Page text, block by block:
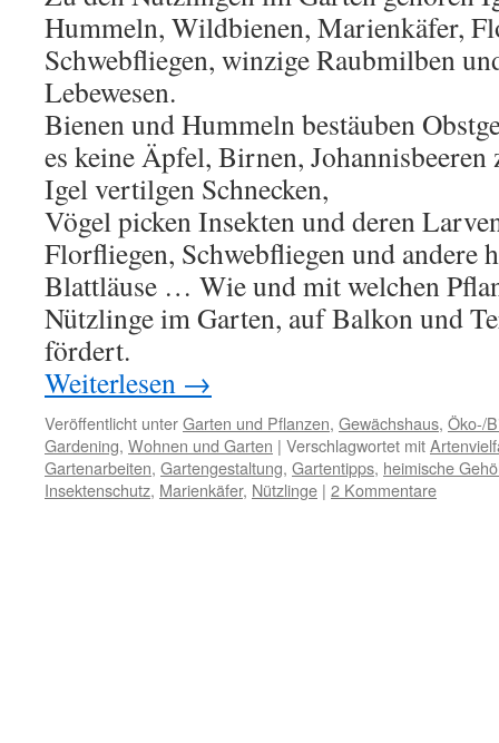
Hummeln, Wildbienen, Marienkäfer,
Schwebfliegen, winzige Raubmilben
Lebewesen.
Bienen und Hummeln bestäuben
es keine Äpfel, Birnen, Johannisbeeren
Igel vertilgen Schnecken,
Vögel picken Insekten und deren
Florfliegen, Schwebfliegen und andere
Blattläuse … Wie und mit welchen
Nützlinge im Garten, auf Balkon und
fördert.
Weiterlesen →
Veröffentlicht unterGarten und Pflanzen, Gewächshaus, Öko-/
Gardening, Wohnen und Garten | Verschlagwortet mit
Gartenarbeiten, Gartengestaltung, Gartentipps, heimische
Insektenschutz, Marienkäfer, Nützlinge | 2 Kommentare